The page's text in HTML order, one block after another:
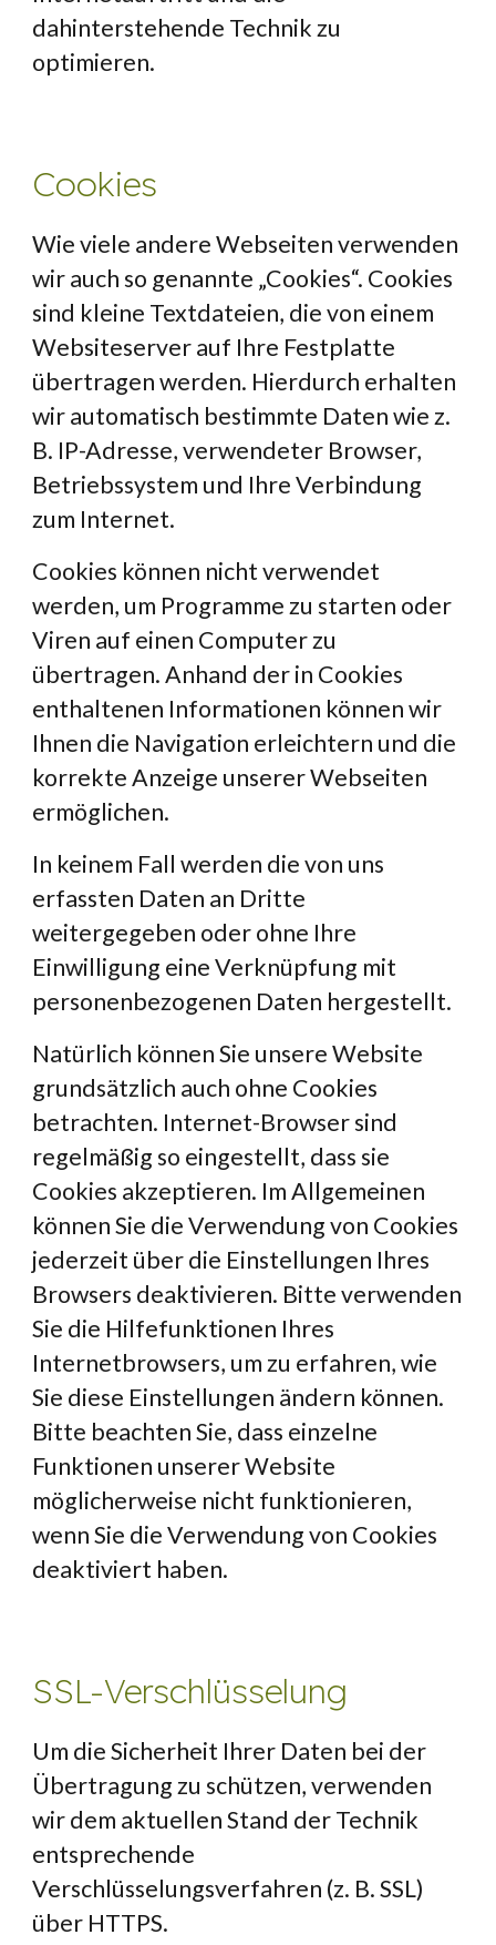
dahinterstehende Technik zu
optimieren.
Cookies
Wie viele andere Webseiten verwenden
wir auch so genannte „Cookies“. Cookies
sind kleine Textdateien, die von einem
Websiteserver auf Ihre Festplatte
übertragen werden. Hierdurch erhalten
wir automatisch bestimmte Daten wie z.
B. IP-Adresse, verwendeter Browser,
Betriebssystem und Ihre Verbindung
zum Internet.
Cookies können nicht verwendet
werden, um Programme zu starten oder
Viren auf einen Computer zu
übertragen. Anhand der in Cookies
enthaltenen Informationen können wir
Ihnen die Navigation erleichtern und die
korrekte Anzeige unserer Webseiten
ermöglichen.
In keinem Fall werden die von uns
erfassten Daten an Dritte
weitergegeben oder ohne Ihre
Einwilligung eine Verknüpfung mit
personenbezogenen Daten hergestellt.
Natürlich können Sie unsere Website
grundsätzlich auch ohne Cookies
betrachten. Internet-Browser sind
regelmäßig so eingestellt, dass sie
Cookies akzeptieren. Im Allgemeinen
können Sie die Verwendung von Cookies
jederzeit über die Einstellungen Ihres
Browsers deaktivieren. Bitte verwenden
Sie die Hilfefunktionen Ihres
Internetbrowsers, um zu erfahren, wie
Sie diese Einstellungen ändern können.
Bitte beachten Sie, dass einzelne
Funktionen unserer Website
möglicherweise nicht funktionieren,
wenn Sie die Verwendung von Cookies
deaktiviert haben.
SSL-Verschlüsselung
Um die Sicherheit Ihrer Daten bei der
Übertragung zu schützen, verwenden
wir dem aktuellen Stand der Technik
entsprechende
Verschlüsselungsverfahren (z. B. SSL)
über HTTPS.